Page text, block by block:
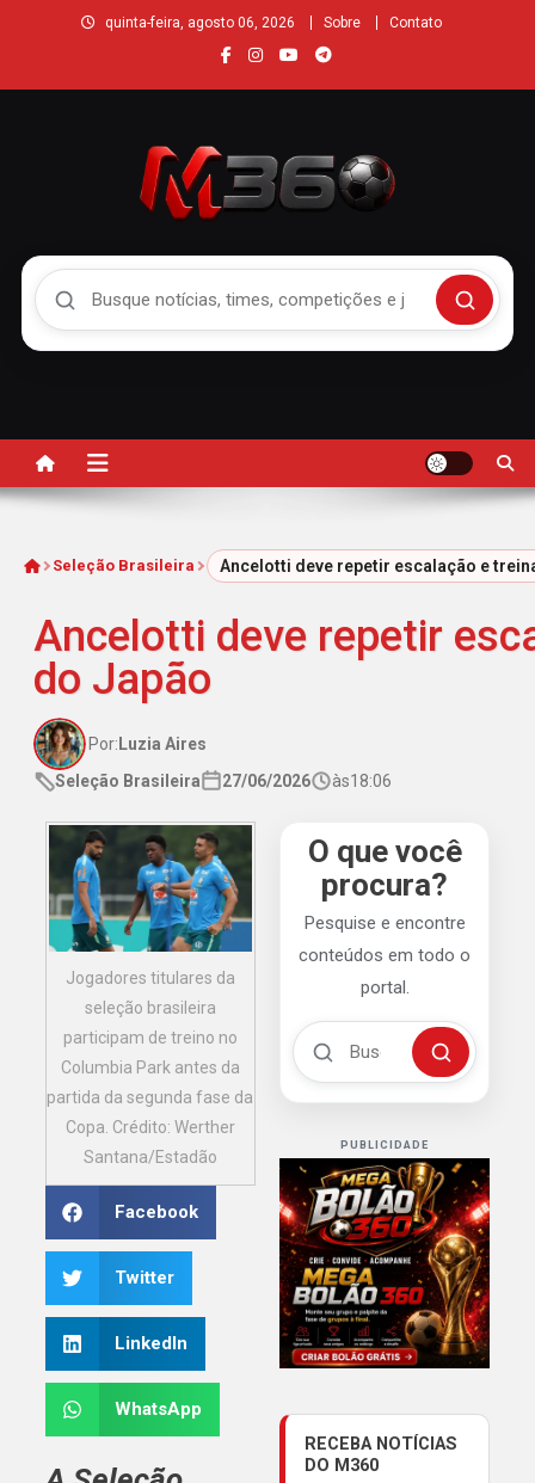
quinta-feira, agosto 06, 2026 Sobre Contato
Buscar
InícioSeleção Brasileira Ancelotti deve repetir escalação e
Ancelotti deve repetir
do Japão
Por: Luzia Aires
Seleção Brasileira
27/06/2026 às18:06
Jogadores titulares da
seleção brasileira
participam de treino no
Columbia Park antes da
partida da segunda fase da
Copa. Crédito: Werther
Santana/Estadão
Facebook
Twitter
LinkedIn
WhatsApp
O que você
procura?
Pesquise e encontre
conteúdos em todo o
portal.
Buscar no Mengão 360
Buscar
PUBLICIDADE
RECEBA NOTÍCIAS
DO M360